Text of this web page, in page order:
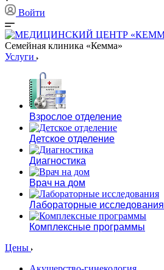
Войти
Семейная клиника «Кемма»
Услуги
Взрослое отделение
Детское отделение
Диагностика
Врач на дом
Лабораторные исследования
Комплексные программы
Цены